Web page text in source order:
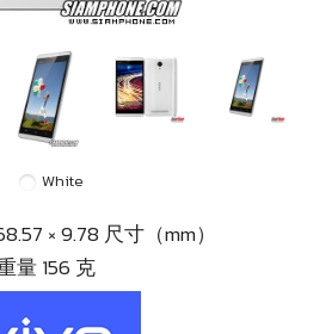
White
× 9.78 尺寸（mm）
量 156 克